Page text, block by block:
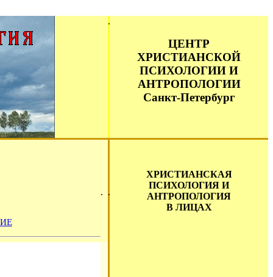
ЦЕНТР
ХРИСТИАНСКОЙ
ПСИХОЛОГИИ И
АНТРОПОЛОГИИ
Санкт-Петербург
ХРИСТИАНСКАЯ
ПСИХОЛОГИЯ И
АНТРОПОЛОГИЯ
В ЛИЦАХ